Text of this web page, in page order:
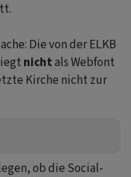
Die von der ELKB
nichtals Webfont
Kirche nicht zur
ob die Social-